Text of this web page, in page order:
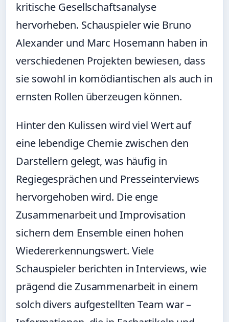
kritische Gesellschaftsanalyse
hervorheben. Schauspieler wie Bruno
Alexander und Marc Hosemann haben in
verschiedenen Projekten bewiesen, dass
sie sowohl in komödiantischen als auch in
ernsten Rollen überzeugen können.
Hinter den Kulissen wird viel Wert auf
eine lebendige Chemie zwischen den
Darstellern gelegt, was häufig in
Regiegesprächen und Presseinterviews
hervorgehoben wird. Die enge
Zusammenarbeit und Improvisation
sichern dem Ensemble einen hohen
Wiedererkennungswert. Viele
Schauspieler berichten in Interviews, wie
prägend die Zusammenarbeit in einem
solch divers aufgestellten Team war –